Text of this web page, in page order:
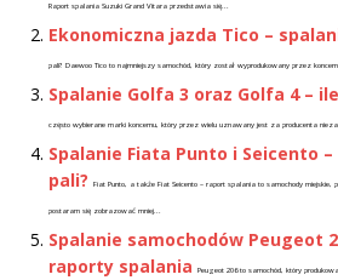
Raport spalania Suzuki Grand Vitara przedstawia się...
Ekonomiczna jazda Tico –
pali? Daewoo Tico to najmniejszy samochód, który został wyprodukowany przez
Spalanie Golfa 3 oraz Golfa 4 –
często wybierane marki koncernu, który przez wielu uznawany jest za producenta
Spalanie Fiata Punto i Seicento
pali?
Fiat Punto, a także Fiat Seicento – raport spalania to samochody miejskie,
postaram się zobrazować mniej...
Spalanie samochodów Peugeot
raporty spalania
Peugeot 206 to samochód, który